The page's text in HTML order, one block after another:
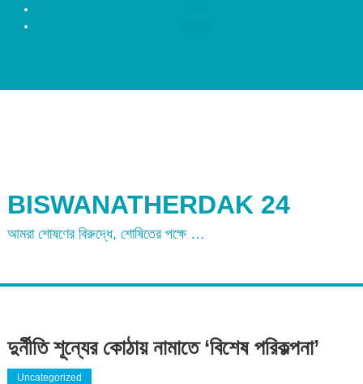
BISWANATHERDAK 24
আমরা শোষণের বিরুদ্ধে, শোষিতের পক্ষে …
দুর্নীতি শূন্যের কোঠায় নামাতে ‘বিশেষ পরিকল্পনা’
Uncategorized